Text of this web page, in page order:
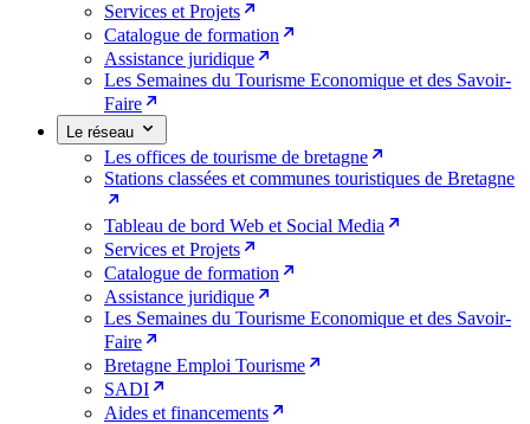
Services et Projets
Catalogue de formation
Assistance juridique
Les Semaines du Tourisme Economique et des Savoir-
Faire
Le réseau
Les offices de tourisme de bretagne
Stations classées et communes touristiques de Bretagne
Tableau de bord Web et Social Media
Services et Projets
Catalogue de formation
Assistance juridique
Les Semaines du Tourisme Economique et des Savoir-
Faire
Bretagne Emploi Tourisme
SADI
Aides et financements